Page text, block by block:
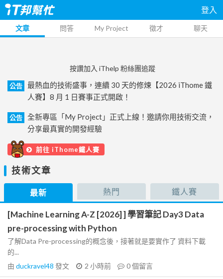
登入
文章 問答 My Project 徵才 聊天
按讚加入 iThelp 粉絲團追蹤
公告
最熱血的技術盛事，連續 30 天的修煉【2026 iThome 鐵
人賽】8 月 1 日賽事正式開啟！
公告
全新專區「My Project」正式上線！邀請你用技術交流，
分享最真實的開發經驗
前往 iThome鐵人賽
技術文章
最新 熱門 鐵人賽
[Machine Learning A-Z [2026] ] 學習筆記 Day3 Data
pre-processing with Python
了解Data Pre-processing的概念後，接著就是要實作了 資料下載
的...
由 duckravel48 發文 2 小時前 0個留言